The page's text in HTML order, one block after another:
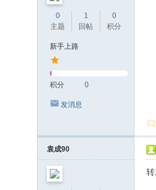
0
主题
1
回帖
0
积分
新手上路
积分 0
发消息
袁成90